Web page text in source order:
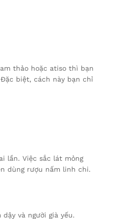
thảo hoặc atiso thì bạn
biệt, cách này bạn chỉ
lần. Việc sắc lát mỏng
dùng rượu nấm linh chi.
và người già yếu.